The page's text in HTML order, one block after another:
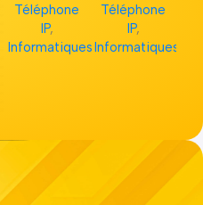
Téléphone
IP,
Informatiques
Téléphone
IP,
Informatiques